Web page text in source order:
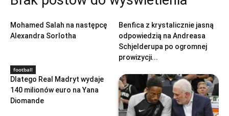
Mohamed Salah na następcę
Alexandra Sorlotha
Benfica z krystalicznie jasną
odpowiedzią na Andreasa
Schjelderupa po ogromnej
prowizycji...
football
Dlatego Real Madryt wydaje
140 milionów euro na Yana
Diomande